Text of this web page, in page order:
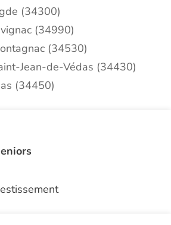
(34300)
(34990)
(34530)
Jean-de-Védas (34430)
(34450)